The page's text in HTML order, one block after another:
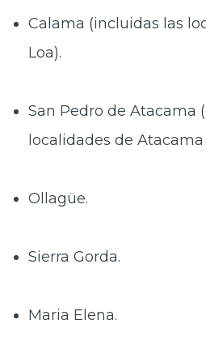
Calama (incluidas las
Loa).
San Pedro de Atacama
localidades de Atacama
Ollagüe.
Sierra Gorda.
Maria Elena.